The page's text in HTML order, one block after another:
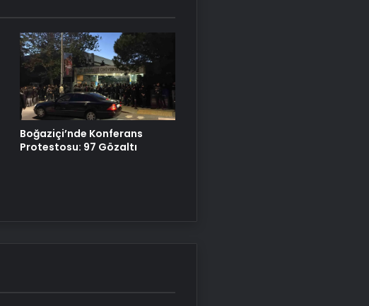
Datahost İle Güvenilir Sunucu
Hizmetleri
ABD’den Türkiye’ye füze satışı onayı
Boğaziçi’nde Konferans
Protestosu: 97 Gözaltı